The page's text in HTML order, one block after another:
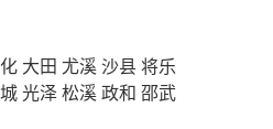
大田 尤溪沙县将乐
光泽松溪政和 邵武